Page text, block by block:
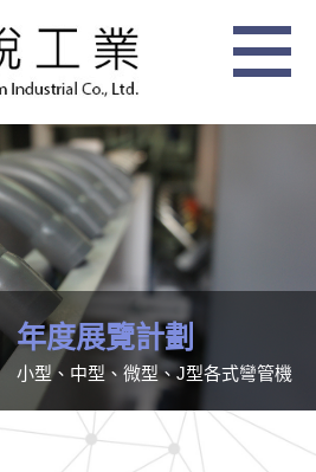
年度展覽計劃
小型、中型、微型、J型各式彎管機